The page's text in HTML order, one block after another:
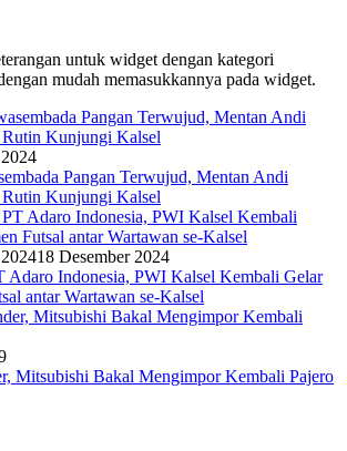
untuk widget dengan kategori
mudah memasukkannya pada widget.
Pangan Terwujud, Mentan Andi
Kunjungi Kalsel
18 Desember 2024
Adaro Indonesia, PWI Kalsel Kembali Gelar
antar Wartawan se-Kalsel
Mitsubishi Bakal Mengimpor Kembali Pajero